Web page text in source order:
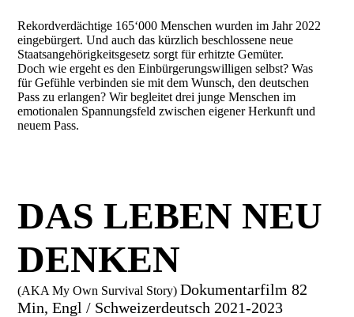
Rekordverdächtige 165‘000 Menschen wurden im Jahr 2022
eingebürgert. Und auch das kürzlich beschlossene neue
Staatsangehörigkeitsgesetz sorgt für erhitzte Gemüter.
Doch wie ergeht es den Einbürgerungswilligen selbst? Was
für Gefühle verbinden sie mit dem Wunsch, den deutschen
Pass zu erlangen? Wir begleitet drei junge Menschen im
emotionalen Spannungsfeld zwischen eigener Herkunft und
neuem Pass.
DAS LEBEN NEU
DENKEN
(AKA My Own Survival Story) Dokumentarfilm 82
Min, Engl / Schweizerdeutsch 2021-2023